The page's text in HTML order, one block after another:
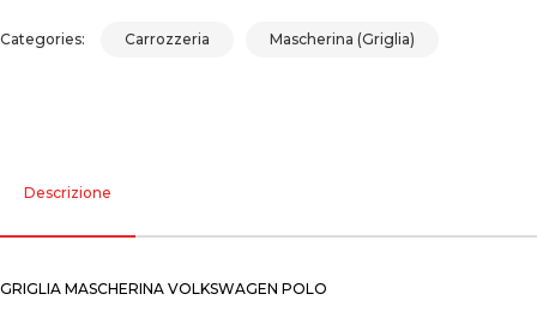
Categories: Carrozzeria Mascherina (Griglia)
Descrizione
GRIGLIA MASCHERINA VOLKSWAGEN POLO